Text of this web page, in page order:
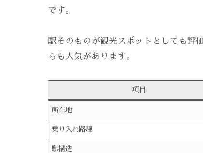
です。
駅そのものが観光スポットとしても評
らも人気があります。
項目
所在地
乗り入れ路線
駅構造